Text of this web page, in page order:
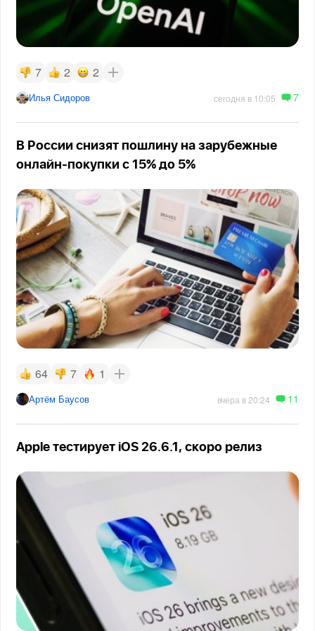
7 2 2
Илья Сидоров сегодня в 10:05 7
В России снизят пошлину на зарубежные
онлайн-покупки с 15% до 5%
64 7 1
Артём Баусов вчера в 20:24 11
Apple тестирует iOS 26.6.1, скоро релиз